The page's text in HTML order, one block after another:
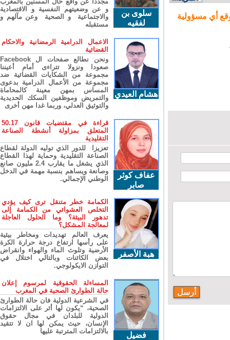
أي مسؤولية
سلوى بن
لفقيه
و عن وضعيتهم النفسية و الاقتصادية
والاجتماعية و الصحية وعن مآلهم و
مستقبله
هشام العيدي
الاعمال الدرامية الرمضانية والاحكام
القضائية
ونحن نطالع صفحات ال Facebook
صعودا ونزولا تتراءى أمام أعيننا
مجموعة من الشكايات القضائية ضد
مجموعة من الأعمال الدرامية بدعوى
المساس بمهن معينة كالمحاماة
والتمريض وموظفين السكك الحديدية
والتوثيق العدلي، وربما غدا مهن أخرى
عفاف كوثر
صابر
قراءة في مقتضيات قانون 50.17
المتعلق بمزاولة أنشطة الصناعة
التقليدية
تعزيزا للدور الذي توليه الدولة لقطاع
الصناعة التقليدية وحماية لهذا القطاع
الذي يشغل ما يقارب 2.4 مليون صانع
وصانعة ويساهم بنسبة مهمة في الدخل
الوطني الإجمالي.
هبة الأصفر
الكمامة خطر متنقل ترى كيف يؤدي
التخلص العشوائي من الكمامة إلى
تدهور البيئة؟ وما الحلول العاجلة
لمعالجة المشكل؟
يعرف العالم تهديدات ومخاطر بيئية
على رأسها ارتفاع درجة حرارة الكرة
الأرضية وتلوث الماء والهواء وانقراض
بعض الكائنات وبالتالي اختلال في
التوازن الايكولوجي.
فضيل
المساءلة الحقوقية لمرسوم إعلان
حالة الطوارئ الصحية في المغرب
في الشرعية الدولية فان حالة الطوارئ
الصحية، “يكون لها أثر على الالتزامات
الدولية للبلدان في مجال حقوق
الإنسان، حيث يمكن لها ان لا تتقيد
بالالتزامات المترتبة عليها